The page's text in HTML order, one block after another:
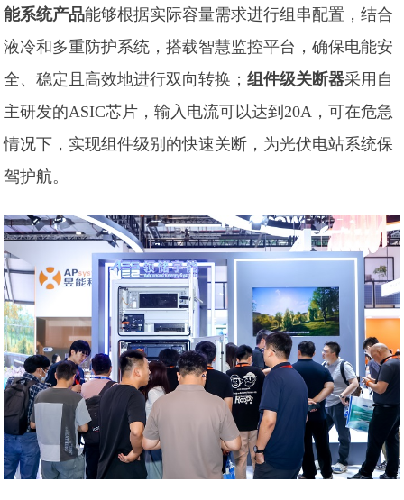
能系统产品能够根据实际容量需求进行组串配置，结合
液冷和多重防护系统，搭载智慧监控平台，确保电能安
全、稳定且高效地进行双向转换；组件级关断器采用自
主研发的ASIC芯片，输入电流可以达到20A，可在危急
情况下，实现组件级别的快速关断，为光伏电站系统保
驾护航。